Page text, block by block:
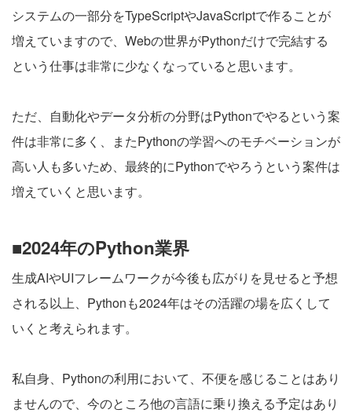
システムの一部分をTypeScriptやJavaScriptで作ることが
増えていますので、Webの世界がPythonだけで完結する
という仕事は非常に少なくなっていると思います。
ただ、自動化やデータ分析の分野はPythonでやるという案
件は非常に多く、またPythonの学習へのモチベーションが
高い人も多いため、最終的にPythonでやろうという案件は
増えていくと思います。
■2024年のPython業界
生成AIやUIフレームワークが今後も広がりを見せると予想
される以上、Pythonも2024年はその活躍の場を広くして
いくと考えられます。
私自身、Pythonの利用において、不便を感じることはあり
ませんので、今のところ他の言語に乗り換える予定はあり